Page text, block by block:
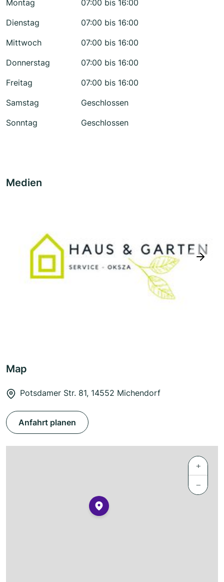
Montag
07:00 bis 16:00
Dienstag
07:00 bis 16:00
Mittwoch
07:00 bis 16:00
Donnerstag
07:00 bis 16:00
Freitag
07:00 bis 16:00
Samstag
Geschlossen
Sonntag
Geschlossen
Medien
next
Map
Potsdamer Str. 81, 14552 Michendorf
Anfahrt planen
+
−